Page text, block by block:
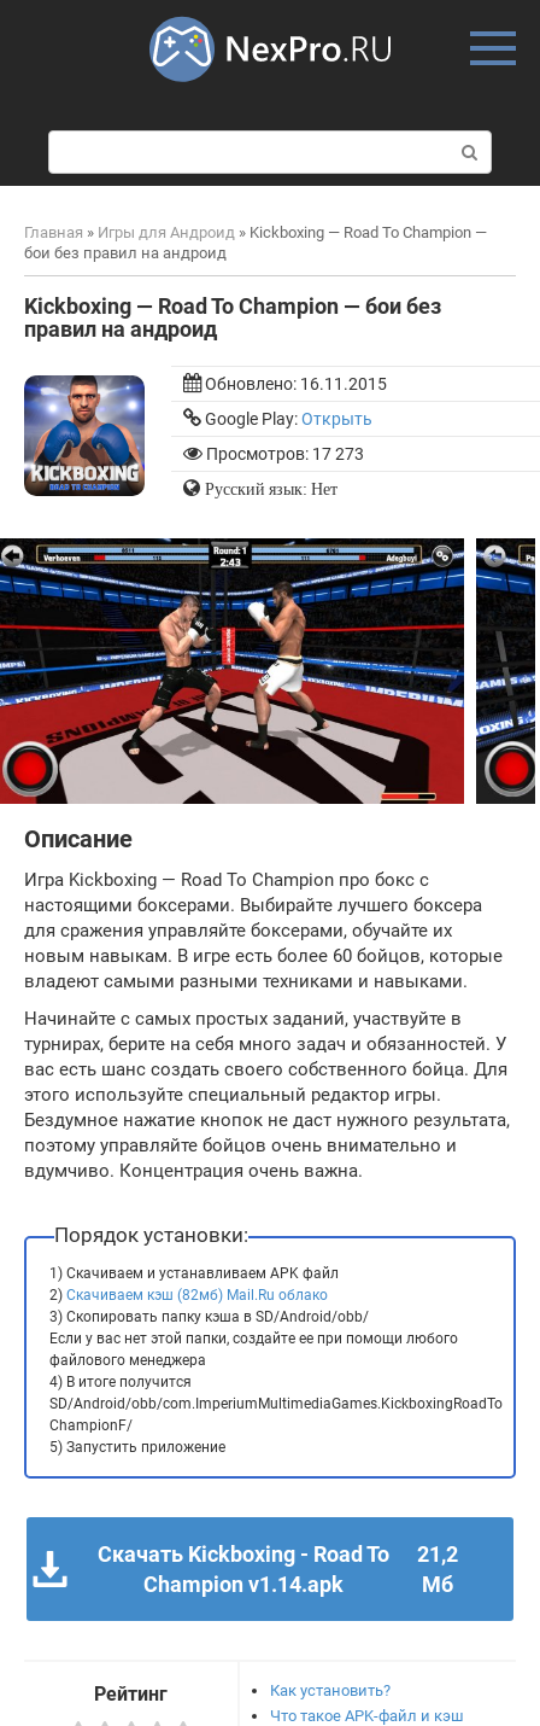
о
и
к
Главная » Игры для Андроид » Kickboxing — Road To Champion —
бои без правил на андроид
Kickboxing — Road To Champion — бои без
правил на андроид
Обновлено: 16.11.2015
Google Play:Открыть
Просмотров: 17 273
Русский язык: Нет
Описание
Игра Kickboxing — Road To Champion про бокс с
настоящими боксерами. Выбирайте лучшего боксера
для сражения управляйте боксерами, обучайте их
новым навыкам. В игре есть более 60 бойцов, которые
владеют самыми разными техниками и навыками.
Начинайте с самых простых заданий, участвуйте в
турнирах, берите на себя много задач и обязанностей. У
вас есть шанс создать своего собственного бойца. Для
этого используйте специальный редактор игры.
Бездумное нажатие кнопок не даст нужного результата,
поэтому управляйте бойцов очень внимательно и
вдумчиво. Концентрация очень важна.
Порядок установки:
1) Скачиваем и устанавливаем APK файл
2) Скачиваем кэш (82мб) Mail.Ru облако
3) Скопировать папку кэша в SD/Android/obb/
Если у вас нет этой папки, создайте ее при помощи любого
файлового менеджера
4) В итоге получится
SD/Android/obb/com.ImperiumMultimediaGames.KickboxingRoadTo
ChampionF/
5) Запустить приложение
Скачать Kickboxing - Road To
Champion v1.14.apk
21,2
Мб
Рейтинг
Как установить?
Что такое APK-файл и кэш